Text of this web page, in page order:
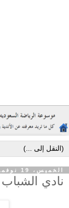
الخميس، 19 نوفمبر 2015
نادي الشباب